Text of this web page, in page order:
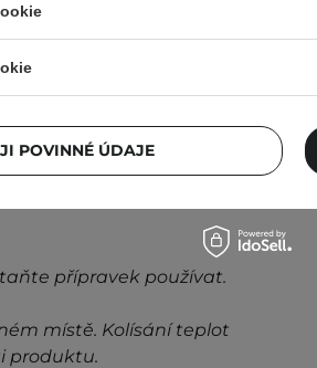
informace najdete v
přípravek používat.
místě. Kolísání teplot
produktu.
POVINNÉ ÚDAJE